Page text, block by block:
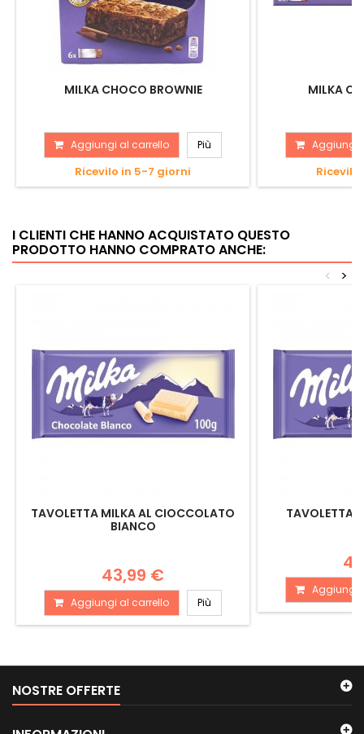
MILKA CHOCO BROWNIE
Aggiungi al carrello Più
Ricevilo in 5-7 giorni
MILKA
Aggiungi
I CLIENTI CHE HANNO ACQUISTATO QUESTO
PRODOTTO HANNO COMPRATO ANCHE:
>
<
TAVOLETTA MILKA AL CIOCCOLATO
BIANCO
43,99 €
Aggiungi al carrello Più
TAVOLETTA
Aggiungi
NOSTRE OFFERTE